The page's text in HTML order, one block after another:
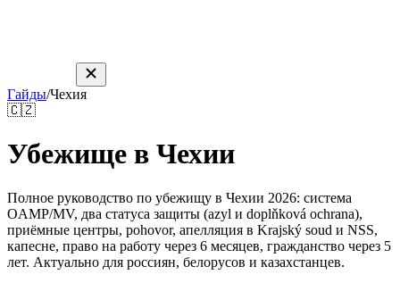
Гайды/Чехия
🇨🇿
Убежище в Чехии
Полное руководство по убежищу в Чехии 2026: система
OAMP/MV, два статуса защиты (azyl и doplňková ochrana),
приёмные центры, pohovor, апелляция в Krajský soud и NSS,
капесне, право на работу через 6 месяцев, гражданство через 5
лет. Актуально для россиян, белорусов и казахстанцев.